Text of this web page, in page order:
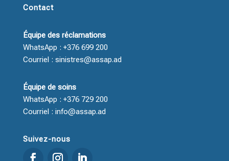
Contact
Équipe des réclamations
WhatsApp : +376 699 200
Courriel : sinistres@assap.ad
Équipe de soins
WhatsApp : +376 729 200
Courriel : info@assap.ad
Suivez-nous